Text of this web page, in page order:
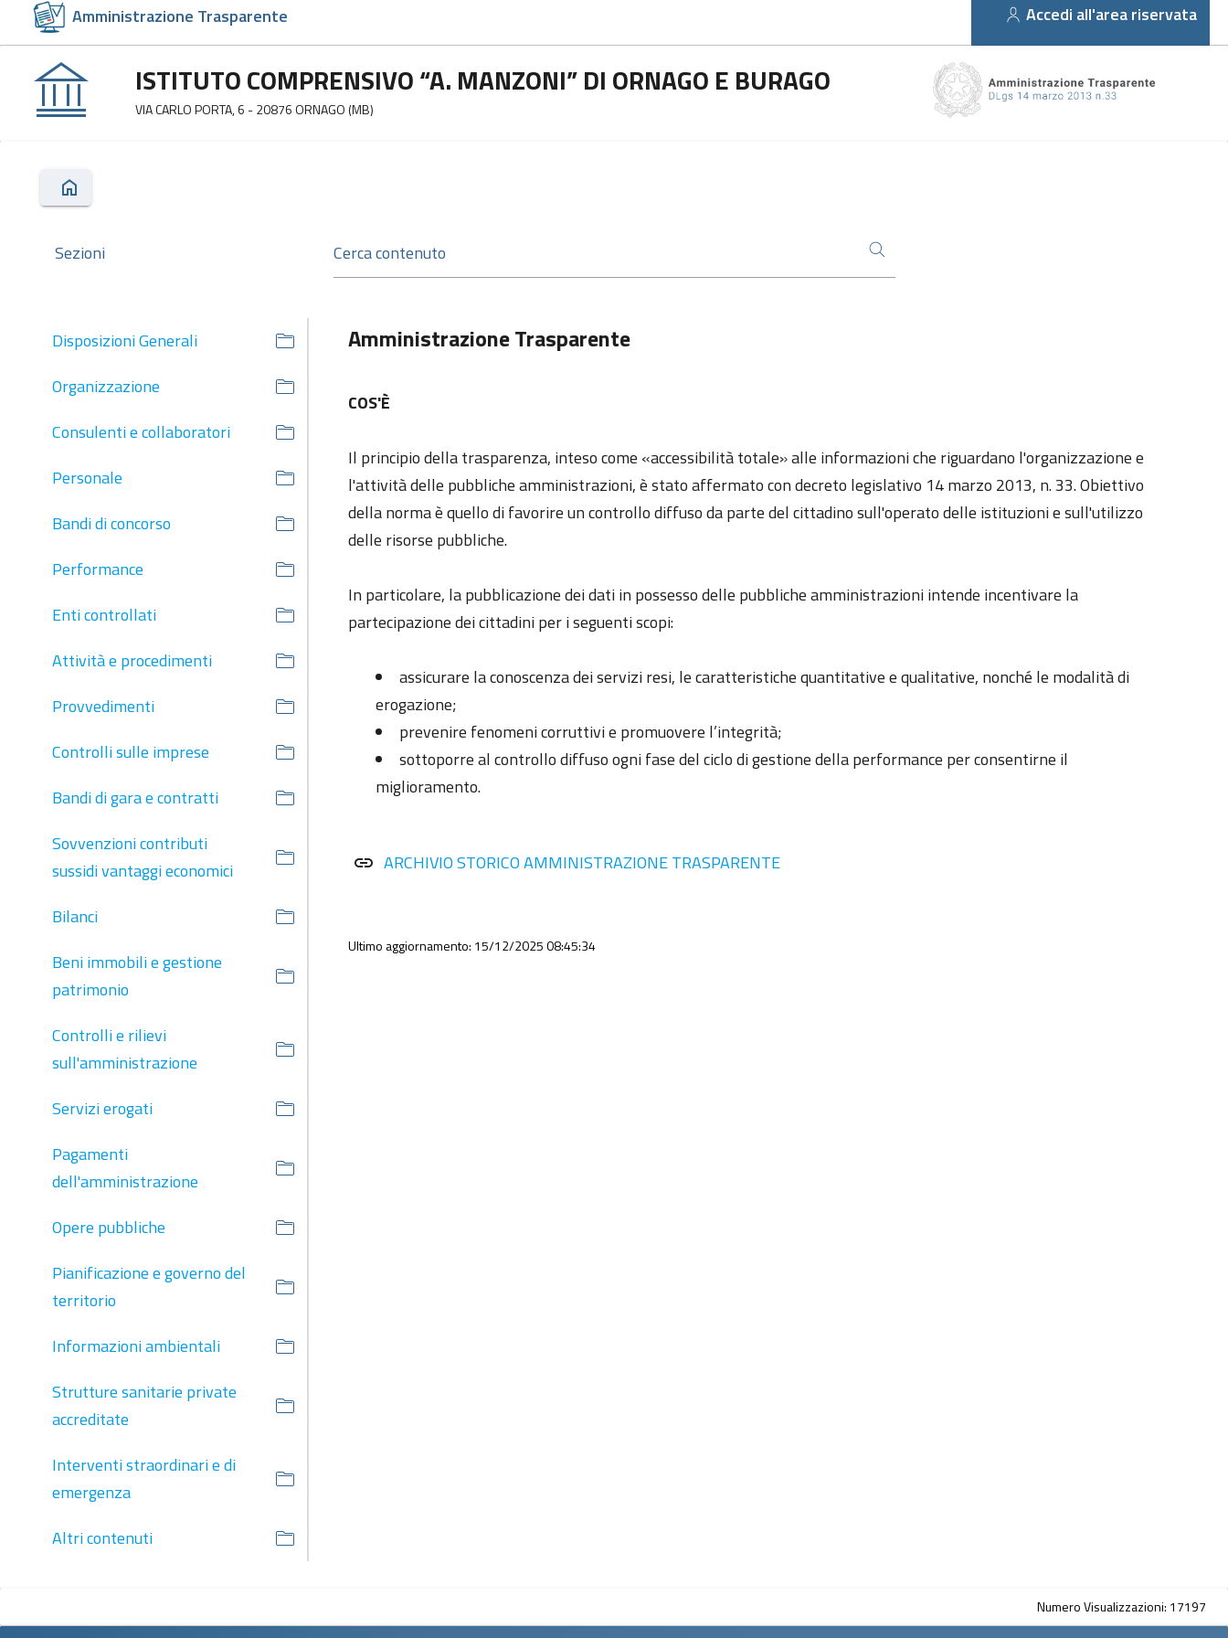
Amministrazione Trasparente Accedi all'area riservata
ISTITUTO COMPRENSIVO “A. MANZONI” DI ORNAGO E BURAGO
VIA CARLO PORTA, 6 - 20876 ORNAGO (MB)
Sezioni
Disposizioni Generali
Organizzazione
Consulenti e collaboratori
Personale
Bandi di concorso
Performance
Enti controllati
Attività e procedimenti
Provvedimenti
Controlli sulle imprese
Bandi di gara e contratti
Sovvenzioni contributi
sussidi vantaggi economici
Bilanci
Beni immobili e gestione
patrimonio
Controlli e rilievi
sull'amministrazione
Servizi erogati
Pagamenti
dell'amministrazione
Opere pubbliche
Pianificazione e governo del
territorio
Informazioni ambientali
Strutture sanitarie private
accreditate
Interventi straordinari e di
emergenza
Altri contenuti
Amministrazione Trasparente
COS'È
Il principio della trasparenza, inteso come «accessibilità totale» alle informazioni che riguardano l'organizzazione e
l'attività delle pubbliche amministrazioni, è stato affermato con decreto legislativo 14 marzo 2013, n. 33. Obiettivo
della norma è quello di favorire un controllo diffuso da parte del cittadino sull'operato delle istituzioni e sull'utilizzo
delle risorse pubbliche.
In particolare, la pubblicazione dei dati in possesso delle pubbliche amministrazioni intende incentivare la
partecipazione dei cittadini per i seguenti scopi:
assicurare la conoscenza dei servizi resi, le caratteristiche quantitative e qualitative, nonché le modalità di
erogazione;
prevenire fenomeni corruttivi e promuovere l’integrità;
sottoporre al controllo diffuso ogni fase del ciclo di gestione della performance per consentirne il
miglioramento.
link ARCHIVIO STORICO AMMINISTRAZIONE TRASPARENTE
Ultimo aggiornamento: 15/12/2025 08:45:34
Numero Visualizzazioni: 17197